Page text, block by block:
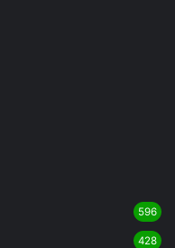
596
428